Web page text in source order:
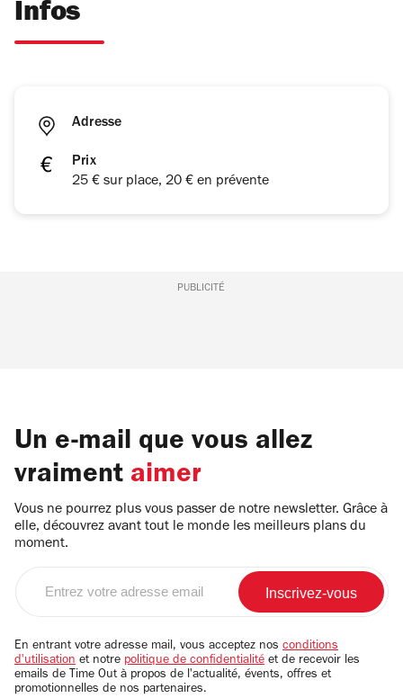
Infos
Adresse
Prix
25 € sur place, 20 € en prévente
PUBLICITÉ
Un e-mail que vous allez
vraiment aimer
Vous ne pourrez plus vous passer de notre newsletter. Grâce à
elle, découvrez avant tout le monde les meilleurs plans du
moment.
email
En entrant votre adresse mail, vous acceptez nos conditions
d'utilisation et notre politique de confidentialité et de recevoir les
emails de Time Out à propos de l'actualité, évents, offres et
promotionnelles de nos partenaires.